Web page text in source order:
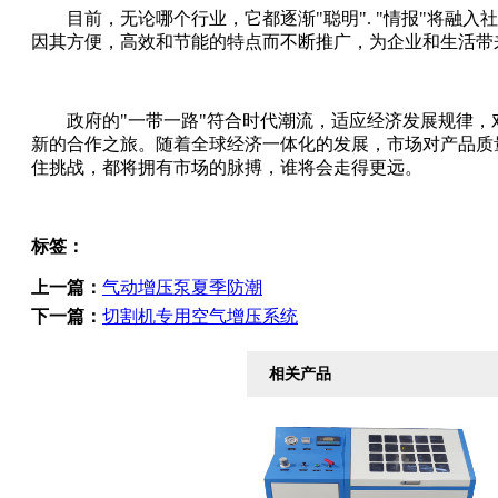
目前，无论哪个行业，它都逐渐"聪明". "情报"将融入
因其方便，高效和节能的特点而不断推广，为企业和生活
政府的"一带一路"符合时代潮流，适应经济发展规律
新的合作之旅。随着全球经济一体化的发展，市场对产品
住挑战，都将拥有市场的脉搏，谁将会走得更远。
标签：
上一篇： 气动增压泵夏季防潮
下一篇： 切割机专用空气增压系统
相关产品